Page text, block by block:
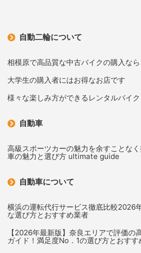
自動二輪について
相模原で高品質な中古バイクの購入なら
大学生の購入者にはお得なお店です
様々な楽しみ方ができるレンタルバイク
自動車
高級スポーツカーの魅力を余すことな
車の魅力と選び方 ultimate guide
自動車について
横浜の運転代行サービス徹底比較2026
な選び方とおすすめ業者
【2026年最新版】奈良エリアで評価の
ガイド！満足度No．1の選び方とおすす